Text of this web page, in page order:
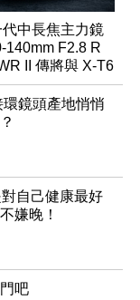
中長焦主力鏡
140mm F2.8 R
II 傳將與 X-T6
鏡頭產地悄悄
自己健康最好
嫌晚！
吧